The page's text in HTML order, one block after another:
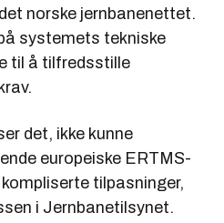
norske jernbanenettet.
systemets tekniske
til å tilfredsstille
det, ikke kunne
europeiske ERTMS-
tilpasninger,
i Jernbanetilsynet.